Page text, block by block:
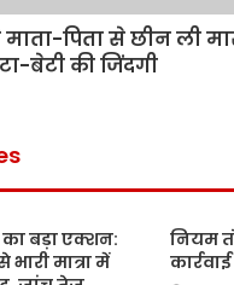
माता-पिता से छीन ली
बेटी की जिंदगी
बड़ा एक्शन:
मात्रा में
नियम
कार्रवाई